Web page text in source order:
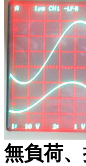
無負荷